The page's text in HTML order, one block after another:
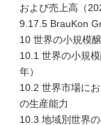
および売上高（
9.17.5 BrauKon
10 世界の小規模
10.1 世界の小規
年）
10.2 世界市場に
の生産能力
10.3 地域別世界